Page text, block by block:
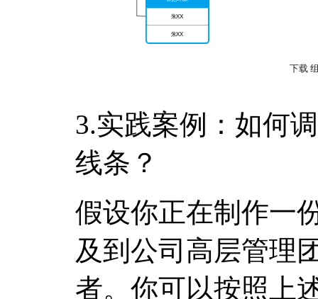
3.实践案例：如何
线条？
假设你正在制作一
及到公司高层管理
者。你可以按照上